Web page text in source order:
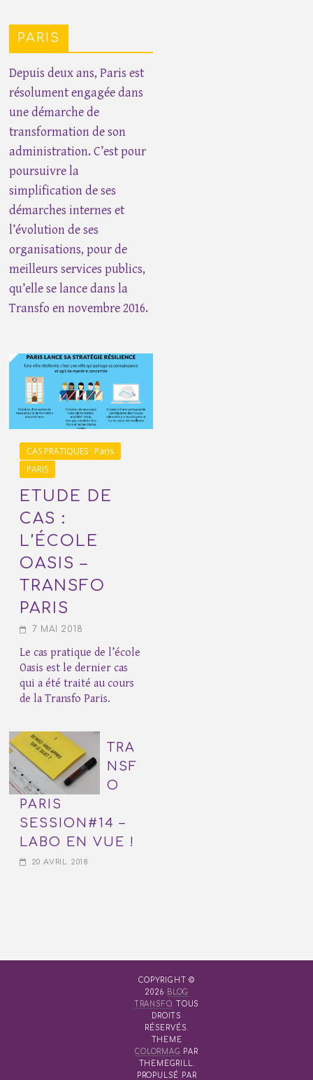
PARIS
Depuis deux ans, Paris est
résolument engagée dans
une démarche de
transformation de son
administration. C’est pour
poursuivre la
simplification de ses
démarches internes et
l’évolution de ses
organisations, pour de
meilleurs services publics,
qu’elle se lance dans la
Transfo en novembre 2016.
CAS PRATIQUES · Paris
PARIS
ETUDE DE
CAS :
L’ÉCOLE
OASIS –
TRANSFO
PARIS
7 MAI 2018
Le cas pratique de l’école
Oasis est le dernier cas
qui a été traité au cours
de la Transfo Paris.
TRA
NSF
O
PARIS
SESSION#14 –
LABO EN VUE !
20 AVRIL 2018
COPYRIGHT ©
2026
BLOG
TRANSFO. TOUS
DROITS
RÉSERVÉS.
THEME
COLORMAG
PAR
THEMEGRILL.
PROPULSÉ PAR